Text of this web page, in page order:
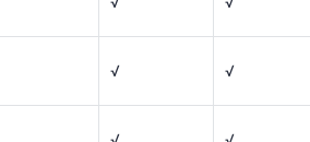
× √
× ×
√ √